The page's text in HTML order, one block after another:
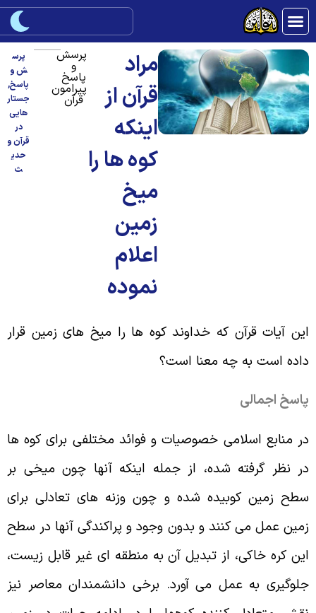
مراد
قرآن از
اینکه
کوه ها را
میخ
زمین
اعلام
نموده
پرسش
و
پاسخ
پیرامون
قرآن
پرس
ش و
پاسخ,
جستار
هایی
قرآن و
حدی
آیات قرآن که خداوند کوه ها را میخ های زمین قرار
است به چه معنا است؟
اجمالی
منابع اسلامی خصوصیات و فوائد مختلفی برای کوه ها
نظر گرفته شده، از جمله اینکه آنها چون میخی بر
زمین کوبیده شده و چون وزنه های تعادلی برای
عمل می کنند و بدون وجود و پراکندگی آنها در سطح
کره خاکی، از تبدیل آن به منطقه ای غیر قابل زیست،
به عمل می آورد. برخی دانشمندان معاصر نیز